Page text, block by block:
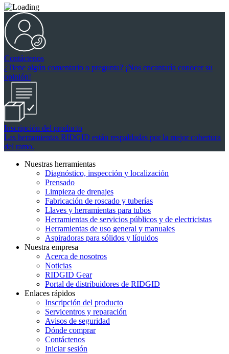
Contáctenos
¿Tiene algún comentario o pregunta? ¡Nos encantaría conocer su
opinión!
Inscripción del producto
Las herramientas RIDGID están respaldadas por la mejor cobertura
del ramo.
Nuestras herramientas
Diagnóstico, inspección y localización
Prensado
Limpieza de drenajes
Fabricación de roscado y tuberías
Llaves y herramientas para tubos
Herramientas de servicios públicos y de electricistas
Herramientas de uso general y manuales
Aspiradoras para sólidos y líquidos
Nuestra empresa
Acerca de nosotros
Noticias
RIDGID Gear
Portal de distribuidores de RIDGID
Enlaces rápidos
Inscripción del producto
Servicentros y reparación
Avisos de seguridad
Dónde comprar
Contáctenos
Iniciar sesión